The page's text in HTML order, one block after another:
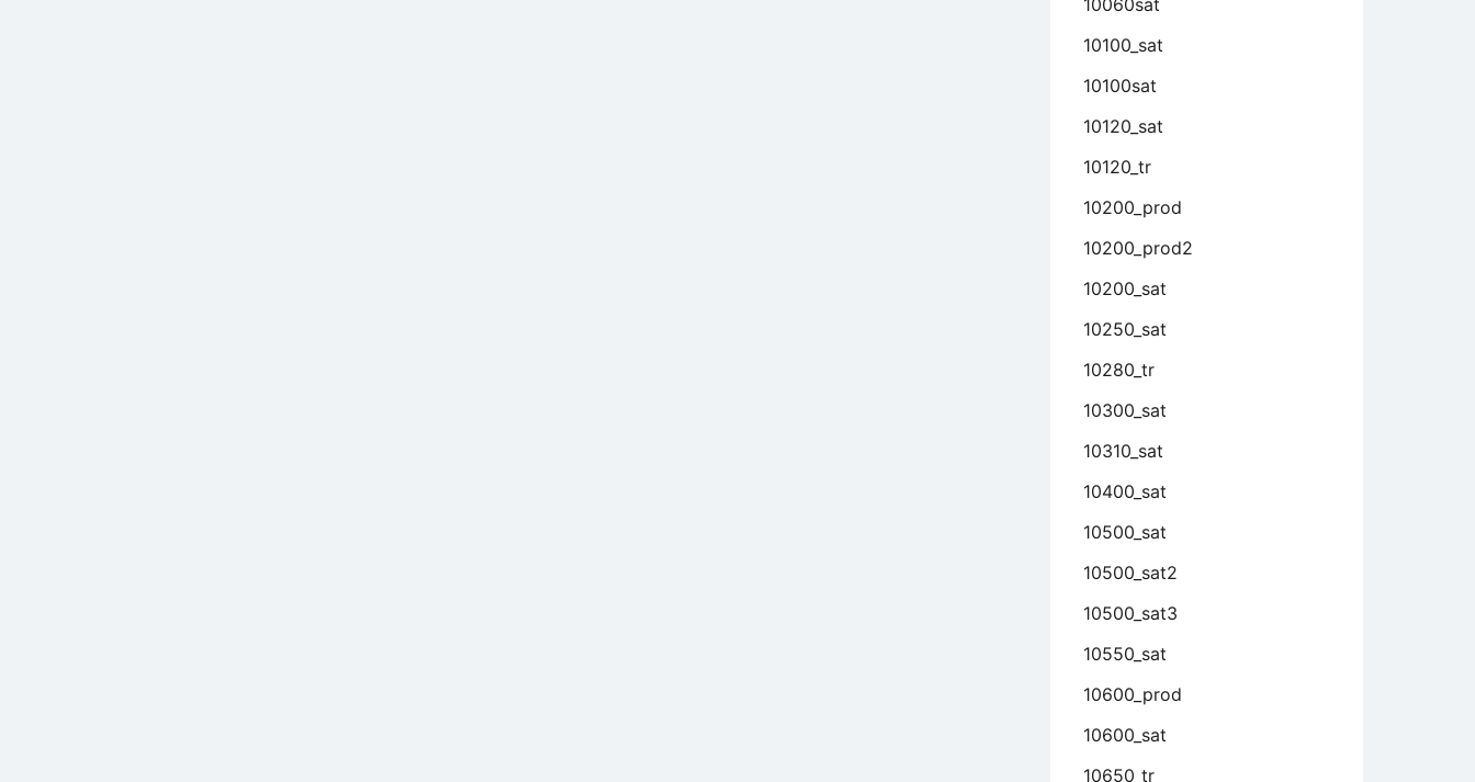
10060sat
10100_sat
10100sat
10120_sat
10120_tr
10200_prod
10200_prod2
10200_sat
10250_sat
10280_tr
10300_sat
10310_sat
10400_sat
10500_sat
10500_sat2
10500_sat3
10550_sat
10600_prod
10600_sat
10650_tr